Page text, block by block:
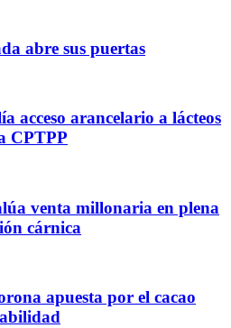
abre sus puertas
acceso arancelario a lácteos
CPTPP
venta millonaria en plena
cárnica
apuesta por el cacao